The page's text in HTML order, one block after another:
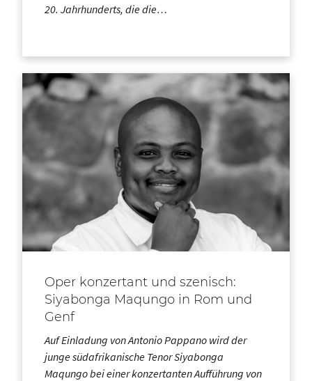
20. Jahrhunderts, die die…
Oper konzertant und szenisch:
Siyabonga Maqungo in Rom und
Genf
Auf Einladung von Antonio Pappano wird der
junge südafrikanische Tenor Siyabonga
Maqungo bei einer konzertanten Aufführung von